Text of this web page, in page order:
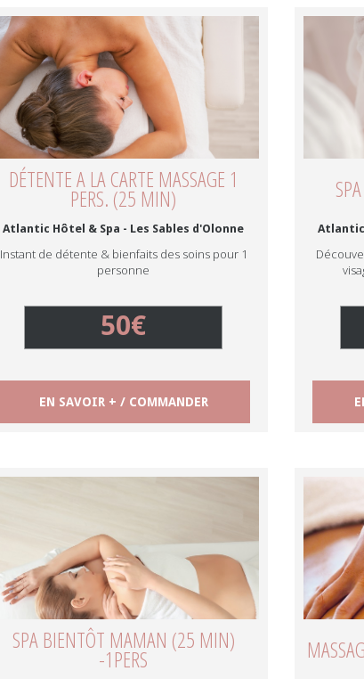
DÉTENTE A LA CARTE MASSAGE 1
PERS. (25 MIN)
Atlantic Hôtel & Spa - Les Sables d'Olonne
Instant de détente & bienfaits des soins pour 1
personne
50€
EN SAVOIR + / COMMANDER
Atlantic
SPA BIENTÔT MAMAN (25 MIN)
-1PERS